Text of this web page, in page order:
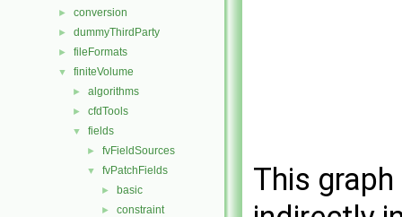
► conversion
► dummyThirdParty
► fileFormats
▼ finiteVolume
► algorithms
► cfdTools
▼ fields
► fvFieldSources
▼ fvPatchFields
► basic
► constraint
This